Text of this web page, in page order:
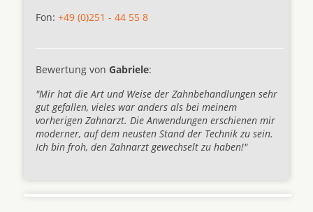
Fon: +49 (0)251 - 44 55 8
Bewertung von Gabriele:
"Mir hat die Art und Weise der Zahnbehandlungen sehr
gut gefallen, vieles war anders als bei meinem
vorherigen Zahnarzt. Die Anwendungen erschienen mir
moderner, auf dem neusten Stand der Technik zu sein.
Ich bin froh, den Zahnarzt gewechselt zu haben!"